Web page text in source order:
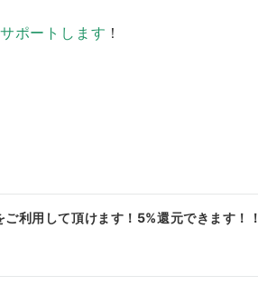
ポートします ！
利用して頂けます！5%還元できます！！